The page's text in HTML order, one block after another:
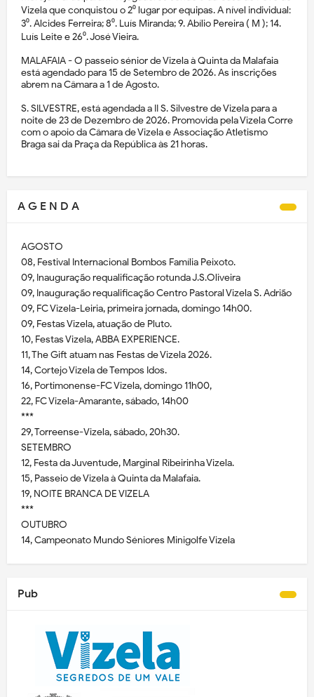
Vizela que conquistou o 2⁰ lugar por equipas. A nível individual:
3⁰. Alcides Ferreira; 8⁰. Luís Miranda; 9. Abílio Pereira ( M ); 14.
Luís Leite e 26⁰. José Vieira.
MALAFAIA - O passeio sénior de Vizela à Quinta da Malafaia
está agendado para 15 de Setembro de 2026. As inscrições
abrem na Câmara a 1 de Agosto.
S. SILVESTRE, está agendada a II S. Silvestre de Vizela para a
noite de 23 de Dezembro de 2026. Promovida pela Vizela Corre
com o apoio da Câmara de Vizela e Associação Atletismo
Braga sai da Praça da República às 21 horas.
A G E N D A
AGOSTO
08, Festival Internacional Bombos Família Peixoto.
09, Inauguração requalificação rotunda J.S.Oliveira
09, Inauguração requalificação Centro Pastoral Vizela S. Adrião
09, FC Vizela-Leiria, primeira jornada, domingo 14h00.
09, Festas Vizela, atuação de Pluto.
10, Festas Vizela, ABBA EXPERIENCE.
11, The Gift atuam nas Festas de Vizela 2026.
14, Cortejo Vizela de Tempos Idos.
16, Portimonense-FC Vizela, domingo 11h00,
22, FC Vizela-Amarante, sábado, 14h00
***
29, Torreense-Vizela, sábado, 20h30.
SETEMBRO
12, Festa da Juventude, Marginal Ribeirinha Vizela.
15, Passeio de Vizela à Quinta da Malafaia.
19, NOITE BRANCA DE VIZELA
***
OUTUBRO
14, Campeonato Mundo Séniores Minigolfe Vizela
Pub